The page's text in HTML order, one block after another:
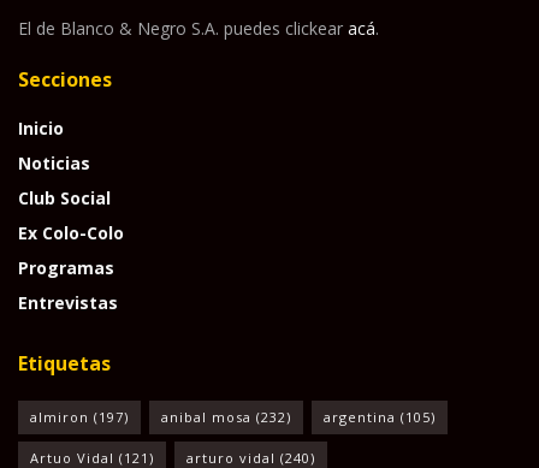
El de Blanco & Negro S.A. puedes clickear acá.
Secciones
Inicio
Noticias
Club Social
Ex Colo-Colo
Programas
Entrevistas
Etiquetas
almiron (197) anibal mosa (232) argentina (105)
Artuo Vidal (121) arturo vidal (240)